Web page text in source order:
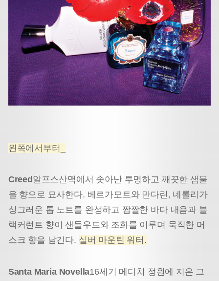
왼쪽에서부터_
Creed 알프스산맥에서 솟아난 투명하고 깨끗한 샘물
을 향으로 묘사한다. 베르가모트와 만다린, 네롤리가
싱그러운 톱 노트를 완성하고 짭짤한 바다 내음과 블
랙커런트 향이 샌들우드와 조화를 이루며 묵직한 머
스크 향을 남긴다. 실버 마운틴 워터.
Santa Maria Novella16세기 메디치 정원에 지은 그